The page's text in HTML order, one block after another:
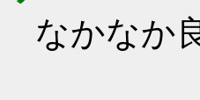
なかなか